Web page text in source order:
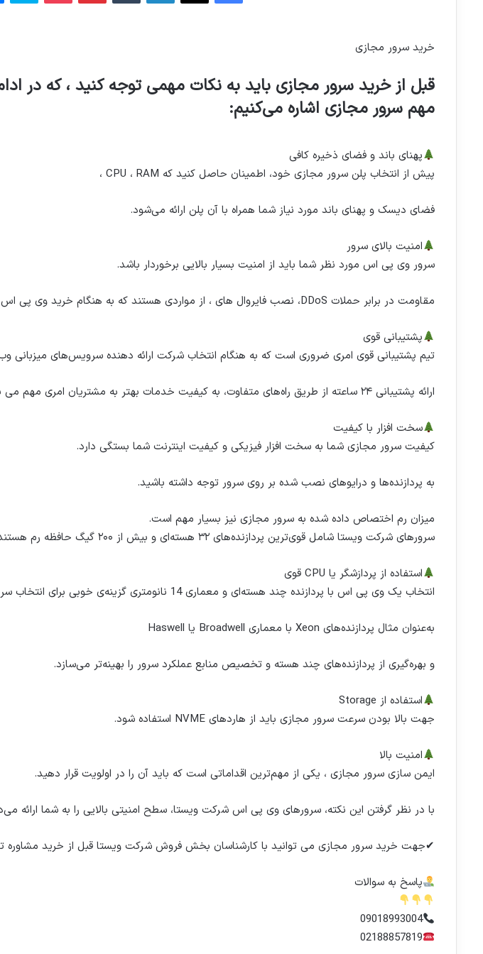
ی
ی
خرید سرور مجازی
قبل از خرید سرور مجازی باید به نکات مهمی توجه کنید ، که در
مهم سرور مجازی اشاره می‌کنیم:
پهنای باند و فضای ذخیره کافی
پیش از انتخاب پلن سرور مجازی خود، اطمینان حاصل کنید که CPU ، RAM
،
فضای دیسک و پهنای باند مورد نیاز شما همراه با آن پلن ارائه می‌شود.
امنیت بالای سرور
سرور وی پی اس مورد نظر شما باید از امنیت بسیار بالایی برخوردار باشد.
مقاومت در برابر حملات DDoS، نصب فایروال‌ های ، از مواردی هستند که به هنگام خرید وی پی اس باید به آن‌ها توجه کند
پشتیبانی قوی
تیم پشتیبانی قوی امری ضروری است که به هنگام انتخاب شرکت ارائه دهنده سرویس‌های میزبانی
ارائه پشتیبانی ۲۴ ساعته از طریق راه‌های متفاوت، به کیفیت خدمات بهتر به مشتریان امری مهم می باشد.
سخت افزار با کیفیت
کیفیت سرور مجازی شما به سخت افزار فیزیکی و کیفیت اینترنت شما بستگی دارد.
به پردازنده‌ها و درایوهای نصب شده بر روی سرور توجه داشته باشید.
میزان رم اختصاص داده شده به سرور مجازی نیز بسیار مهم است.
سرورهای شرکت ویستا شامل قوی‌ترین پردازنده‌های ۳۲ هسته‌ای و بیش از ۲۰۰ گیگ حافظه رم هستند.
استفاده از پردازشگر یا CPU قوی
انتخاب یک وی پی اس با پردازنده چند هسته‌ای و معماری 14 نانومتری گزینه‌ی خوبی برای انتخاب سرور مجازی مناسب است.
به‌عنوان مثال پردازنده‌های Xeon با معماری‌ Broadwell یا Haswell
و بهره‌گیری از پردازنده‌های چند هسته و تخصیص منابع عملکرد سرور را بهینه‌تر می‌سازد.
استفاده از Storage
جهت بالا بودن سرعت سرور مجازی باید از هاردهای NVME استفاده شود.
امنیت بالا
ایمن سازی سرور مجازی ، یکی از مهم‌ترین اقداماتی‌ است که باید آن را در اولویت قرار دهید.
با در نظر گرفتن این نکته، سرورهای وی پی اس شرکت ویستا، سطح امنیتی بالایی را به شما ارائه
✔جهت خرید سرور مجازی می توانید با کارشناسان بخش فروش شرکت ویستا قبل از خرید مشاوره
پاسخ به سوالات
09018993004
02188857819